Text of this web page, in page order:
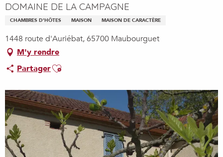
DOMAINE DE LA CAMPAGNE
CHAMBRES D'HÔTES MAISON MAISON DE CARACTÈRE
1448 route d'Auriébat, 65700 Maubourguet
M'y rendre
PartagerAjouter aux favoris